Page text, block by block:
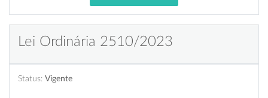
Lei Ordinária 2510/2023
Status: Vigente